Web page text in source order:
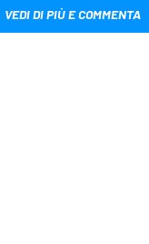
VEDI DI PIÙ E COMMENTA